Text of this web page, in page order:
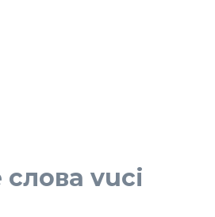
vuci